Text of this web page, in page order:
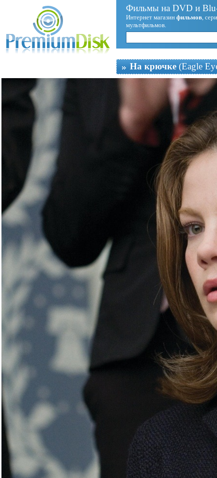
Фильмы на DVD и
Интернет магазин фильмов,
мультфильмов.
На крючке (Eagle